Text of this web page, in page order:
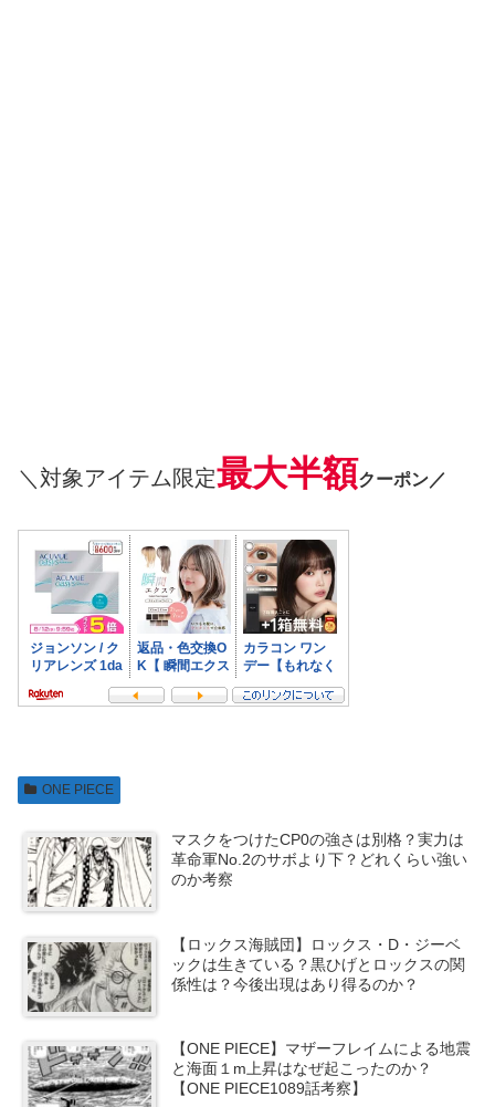
＼対象アイテム限定最大半額クーポン／
ONE PIECE
マスクをつけたCP0の強さは別格？実力は
革命軍No.2のサボより下？どれくらい強い
のか考察
【ロックス海賊団】ロックス・D・ジーベ
ックは生きている？黒ひげとロックスの関
係性は？今後出現はあり得るのか？
【ONE PIECE】マザーフレイムによる地震
と海面１m上昇はなぜ起こったのか？
【ONE PIECE1089話考察】